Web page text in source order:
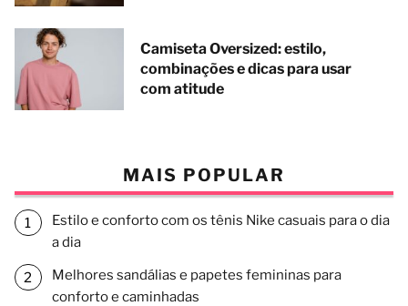
Camiseta Oversized: estilo,
combinações e dicas para usar
com atitude
MAIS POPULAR
Estilo e conforto com os tênis Nike casuais para o dia
a dia
Melhores sandálias e papetes femininas para
conforto e caminhadas